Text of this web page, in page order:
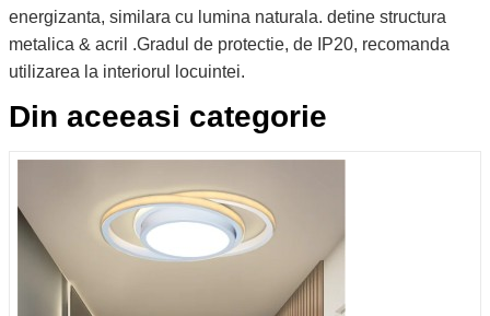
energizanta, similara cu lumina naturala. detine structura
metalica & acril .Gradul de protectie, de IP20, recomanda
utilizarea la interiorul locuintei.
Din aceeasi categorie